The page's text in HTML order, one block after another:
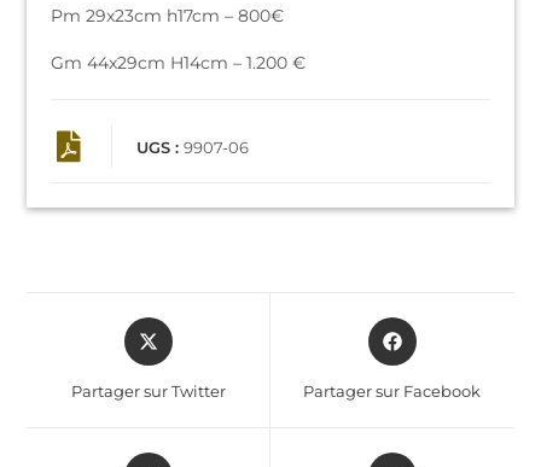
Pm 29x23cm h17cm – 800€
Gm 44x29cm H14cm – 1.200 €
UGS :9907-06
Partager sur Twitter Partager sur Facebook